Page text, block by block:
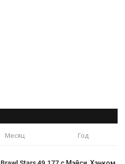
Месяц Год